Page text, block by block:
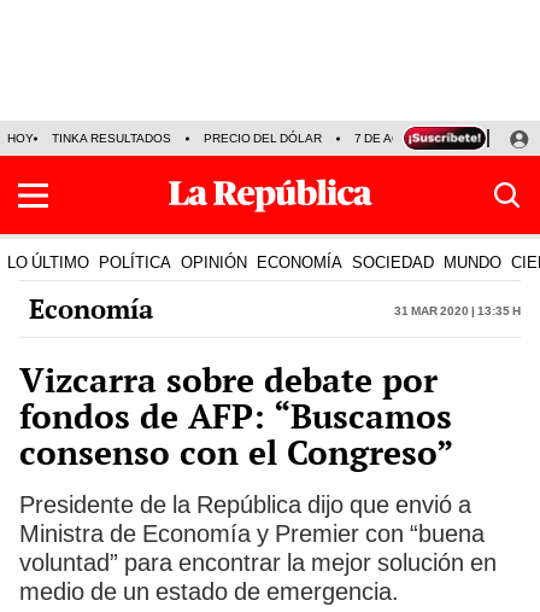
HOY TINKA RESULTADOS PRECIO DEL DÓLAR 7 DE AGOSTO OLLANTA
LO ÚLTIMO POLÍTICA OPINIÓN ECONOMÍA SOCIEDAD MUNDO
Economía 31 Mar 2020 | 13:35 h
Vizcarra sobre debate por
fondos de AFP: “Buscamos
consenso con el Congreso”
Presidente de la República dijo que envió a
Ministra de Economía y Premier con “buena
voluntad” para encontrar la mejor solución en
medio de un estado de emergencia.